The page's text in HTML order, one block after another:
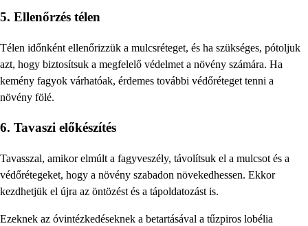
5. Ellenőrzés télen
Télen időnként ellenőrizzük a mulcsréteget, és ha szükséges, pótoljuk
azt, hogy biztosítsuk a megfelelő védelmet a növény számára. Ha
kemény fagyok várhatóak, érdemes további védőréteget tenni a
növény fölé.
6. Tavaszi előkészítés
Tavasszal, amikor elmúlt a fagyveszély, távolítsuk el a mulcsot és a
védőrétegeket, hogy a növény szabadon növekedhessen. Ekkor
kezdhetjük el újra az öntözést és a tápoldatozást is.
Ezeknek az óvintézkedéseknek a betartásával a tűzpiros lobélia